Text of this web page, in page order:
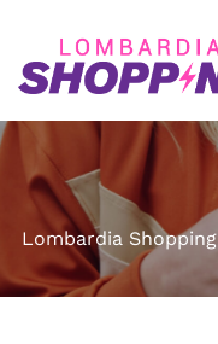
Lombardia Shopping